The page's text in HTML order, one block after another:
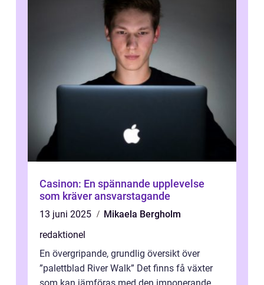
Casinon: En spännande upplevelse
som kräver ansvarstagande
13 juni 2025
Mikaela Bergholm
redaktionel
En övergripande, grundlig översikt över
”palettblad River Walk” Det finns få växter
som kan jämföras med den imponerande